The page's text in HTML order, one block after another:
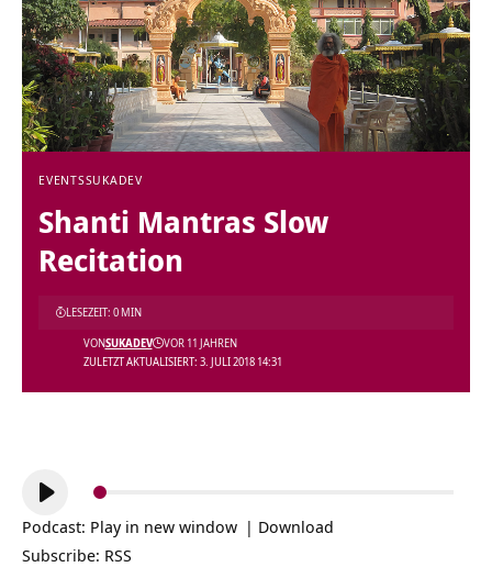
EVENTSSUKADEV
Shanti Mantras Slow
Recitation
ZULETZT AKTUALISIERT: 3. JULI 2018 14:31
VONSUKADEV VOR 11 JAHREN
LESEZEIT: 0 MIN
Audio-
Player
Podcast: Play in new window | Download
Subscribe: RSS